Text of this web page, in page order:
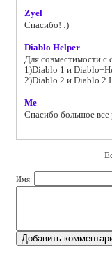
Zyel
Спасибо! :)
Diablo Helper
Для совместимости
1)Diablo 1 и
2)Diablo 2 и Diablo 2
Me
Спасибо большое все
Имя: